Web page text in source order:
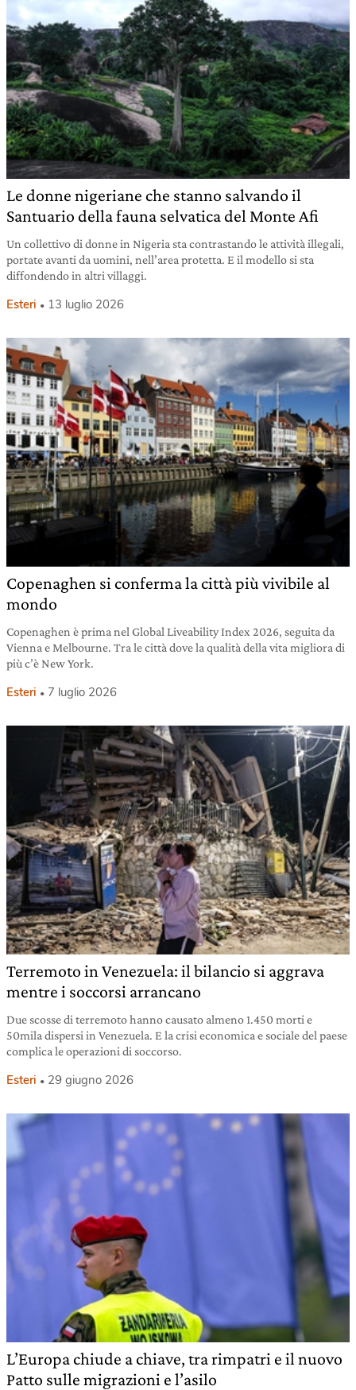
Le donne nigeriane che stanno salvando il
Santuario della fauna selvatica del Monte Afi
Un collettivo di donne in Nigeria sta contrastando le attività illegali,
portate avanti da uomini, nell’area protetta. E il modello si sta
diffondendo in altri villaggi.
Esteri 13 luglio 2026
Copenaghen si conferma la città più vivibile al
mondo
Copenaghen è prima nel Global Liveability Index 2026, seguita da
Vienna e Melbourne. Tra le città dove la qualità della vita migliora di
più c’è New York.
Esteri 7 luglio 2026
Terremoto in Venezuela: il bilancio si aggrava
mentre i soccorsi arrancano
Due scosse di terremoto hanno causato almeno 1.450 morti e
50mila dispersi in Venezuela. E la crisi economica e sociale del paese
complica le operazioni di soccorso.
Esteri 29 giugno 2026
L’Europa chiude a chiave, tra rimpatri e il nuovo
Patto sulle migrazioni e l’asilo